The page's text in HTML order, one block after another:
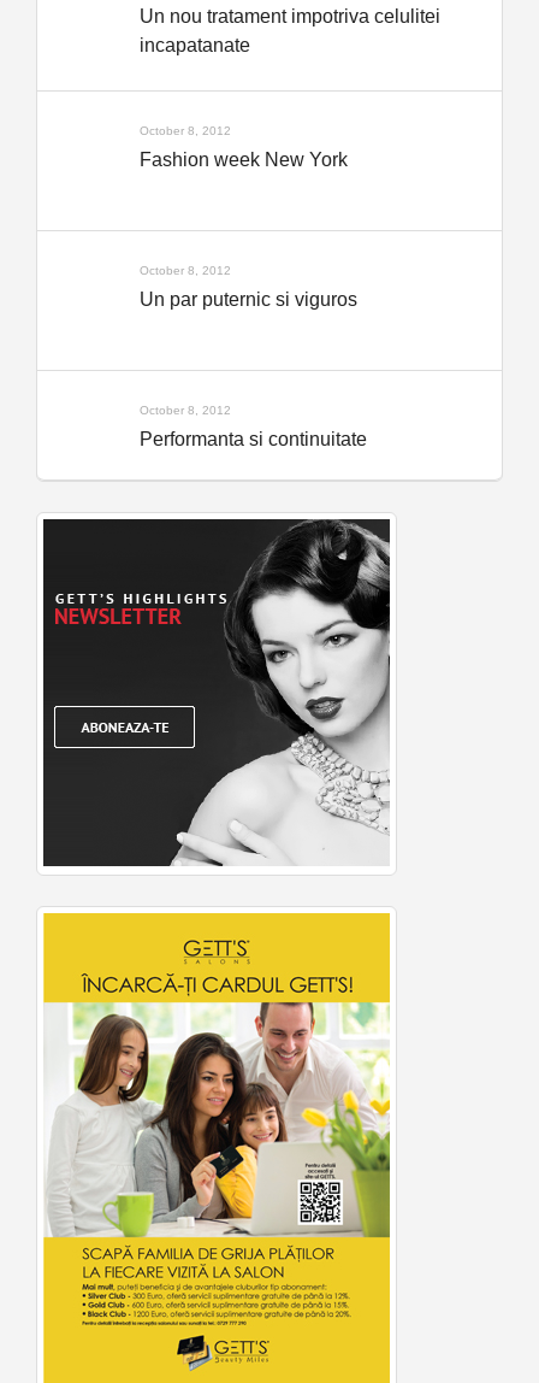
Un nou tratament impotriva celulitei
incapatanate
October 8, 2012
Fashion week New York
October 8, 2012
Un par puternic si viguros
October 8, 2012
Performanta si continuitate